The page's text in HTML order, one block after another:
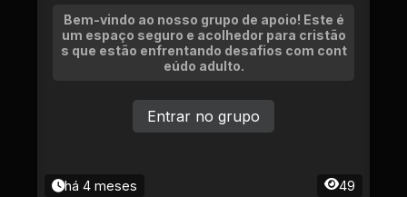
Bem-vindo ao nosso grupo de apoio! Este é
um espaço seguro e acolhedor para cristão
s que estão enfrentando desafios com cont
eúdo adulto.
há 4 meses 49
Entrar no grupo